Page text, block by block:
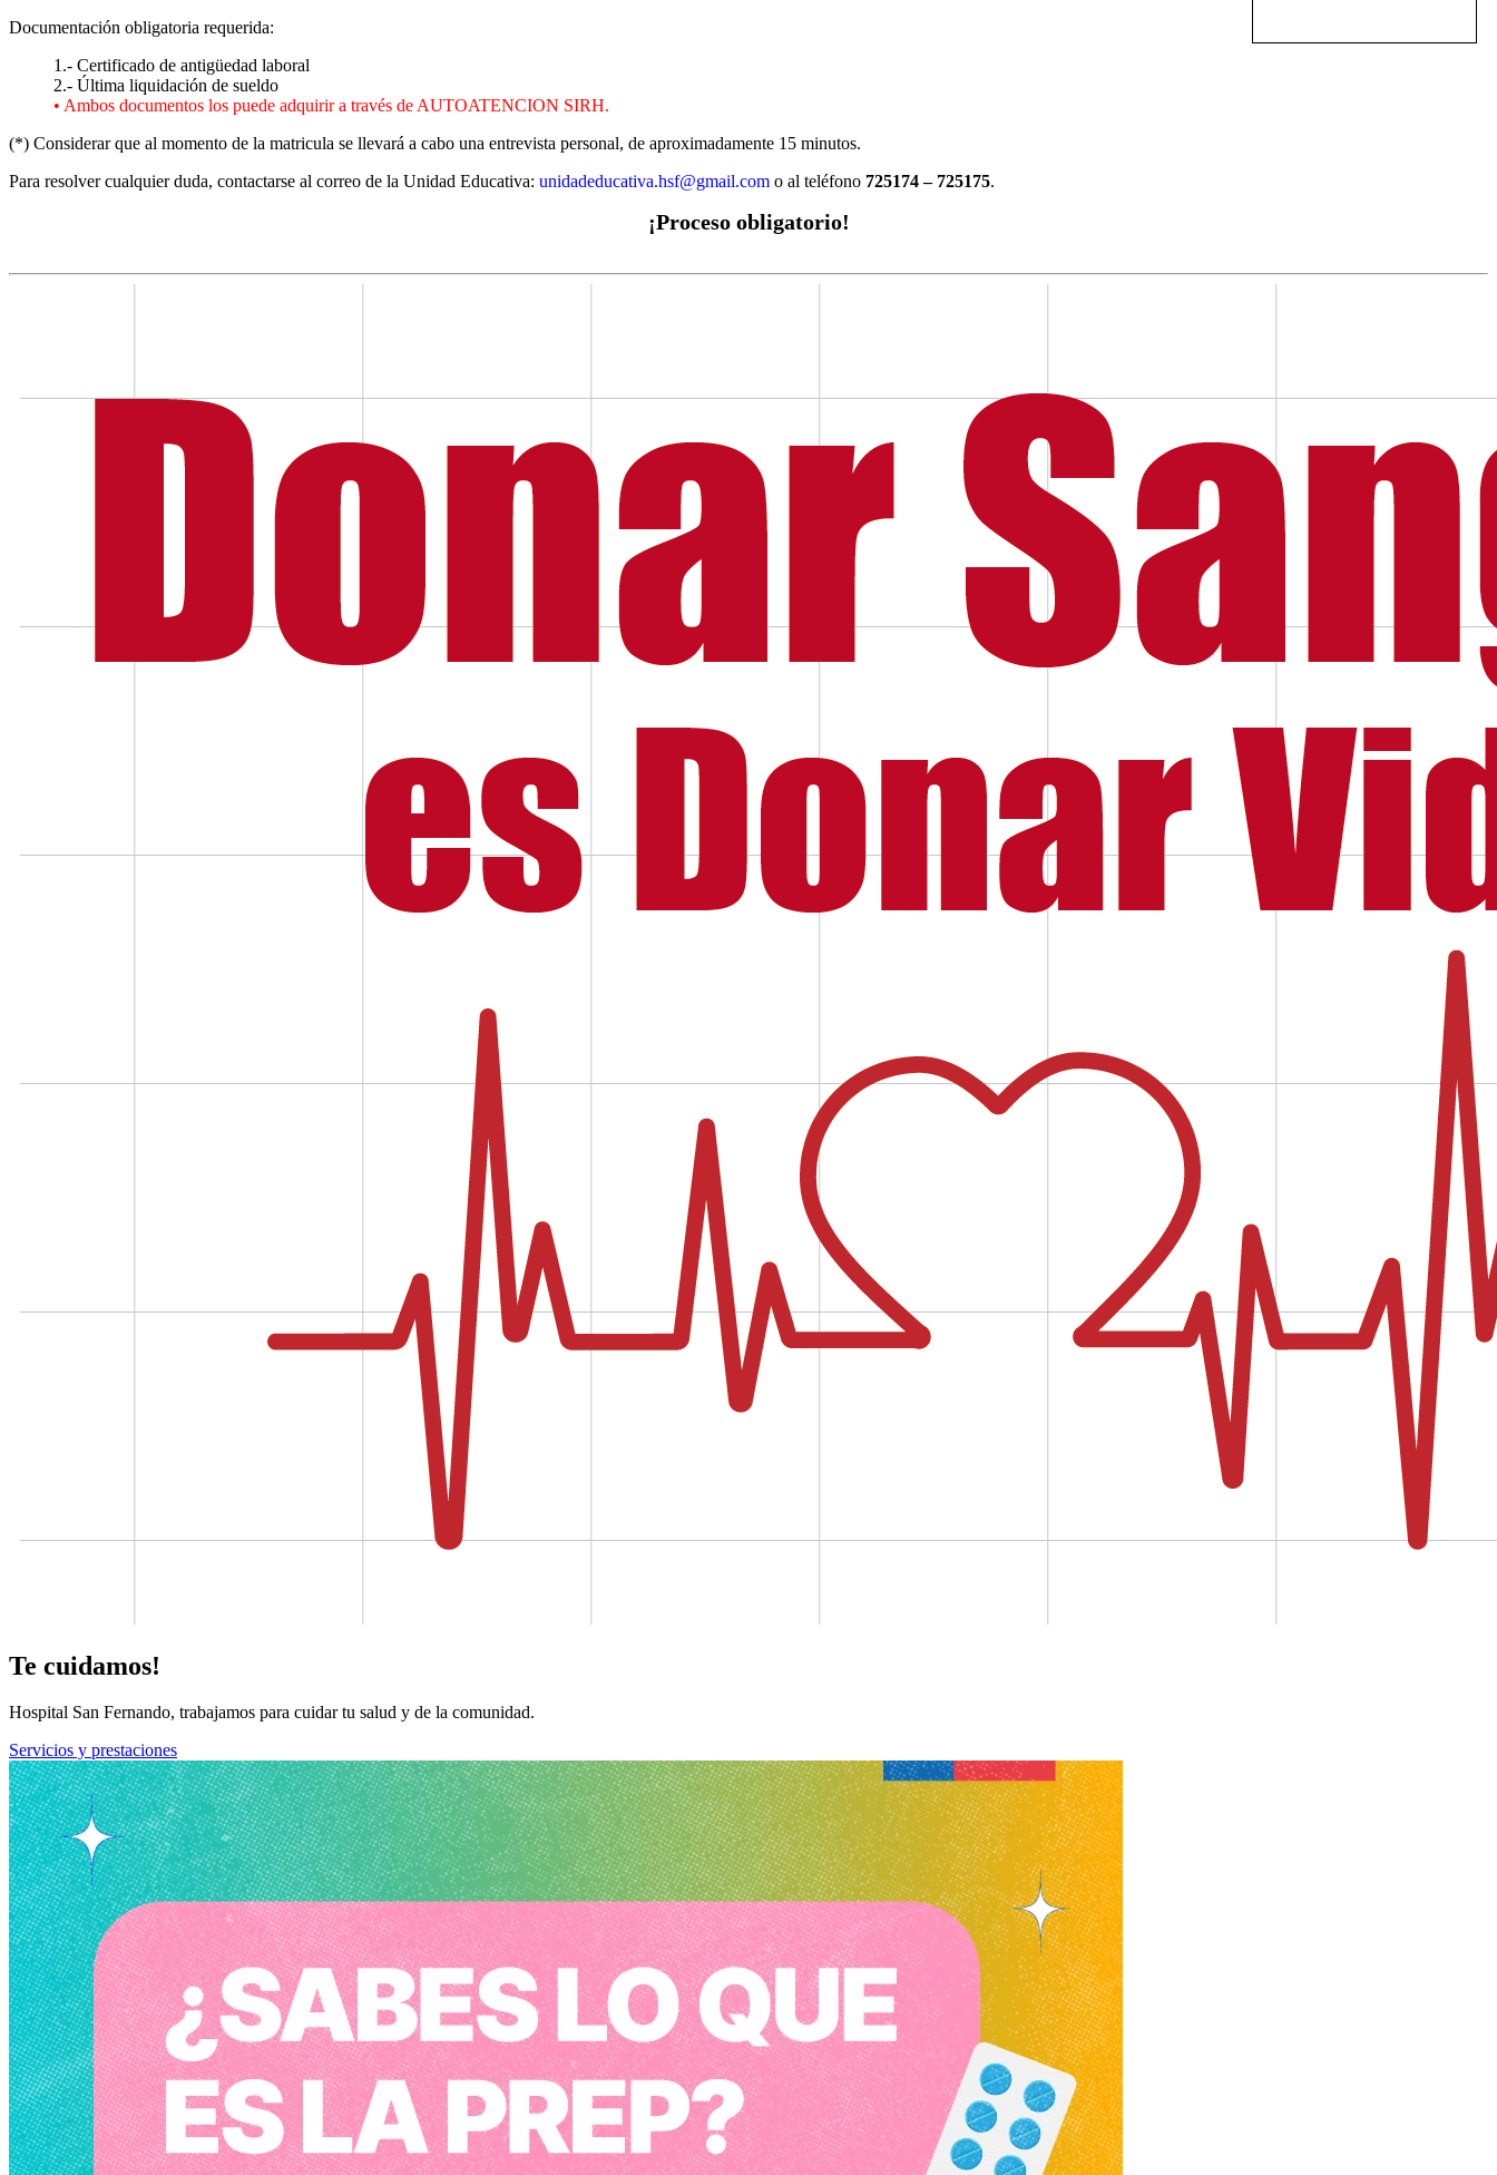
Documentación obligatoria requerida:
1.- Certificado de antigüedad laboral
2.- Última liquidación de sueldo
• Ambos documentos los puede adquirir a través de AUTOATENCION SIRH.
(*) Considerar que al momento de la matricula se llevará a cabo una entrevista personal, de aproximadamente 15 minutos.
Para resolver cualquier duda, contactarse al correo de la Unidad Educativa: unidadeducativa.hsf@gmail.com o al teléfono 725174 – 725175.
¡Proceso obligatorio!
Te cuidamos!
Hospital San Fernando, trabajamos para cuidar tu salud y de la comunidad.
Servicios y prestaciones